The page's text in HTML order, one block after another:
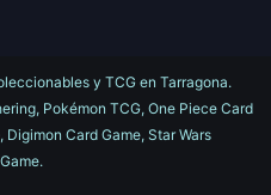
y TCG en Tarragona.
Pokémon TCG, One Piece Card
Card Game, Star Wars